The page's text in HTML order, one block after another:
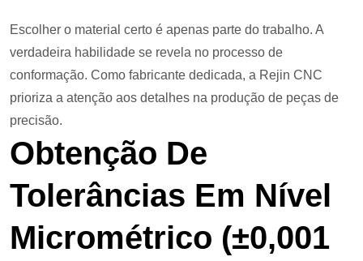
Escolher o material certo é apenas parte do trabalho. A
verdadeira habilidade se revela no processo de
conformação. Como fabricante dedicada, a Rejin CNC
prioriza a atenção aos detalhes na produção de peças de
precisão.
Obtenção De
Tolerâncias Em Nível
Micrométrico (±0,001